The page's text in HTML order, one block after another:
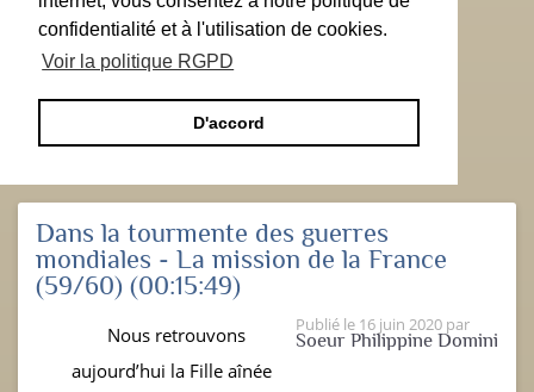
confidentialité et à l'utilisation de cookies.
Voir la politique RGPD
D'accord
Dans la tourmente des guerres
mondiales - La mission de la France
(59/60) (00:15:49)
Publié le 16 juin 2020 par
Soeur Philippine Domini
Nous retrouvons
aujourd’hui la Fille aînée